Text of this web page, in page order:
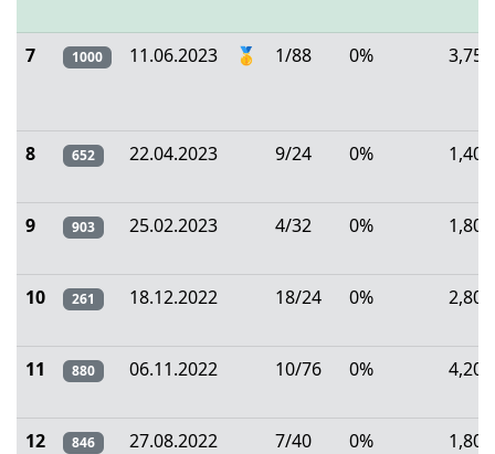
7 1000 11.06.2023 🥇 1/88 0% 3,75
8 652 22.04.2023 9/24 0% 1,40
9 903 25.02.2023 4/32 0% 1,80
10 261 18.12.2022 18/24 0% 2,80
11 880 06.11.2022 10/76 0% 4,20
12 846 27.08.2022 7/40 0% 1,80